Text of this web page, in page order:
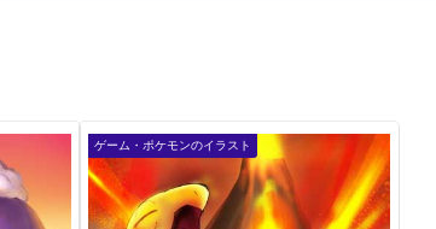
ゲーム・ポケモンのイラスト